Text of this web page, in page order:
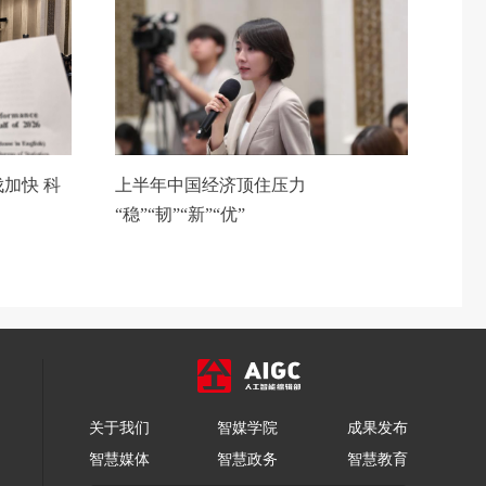
快 科
上半年中国经济顶住压力
“稳”“韧”“新”“优”
关于我们 智媒学院
成果发布
智慧媒体
智慧政务 智慧教育